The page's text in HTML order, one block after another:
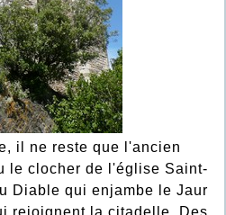
il ne reste que l'ancien
le clocher de l'église Saint-
Diable qui enjambe le Jaur
rejoignent la citadelle. Des